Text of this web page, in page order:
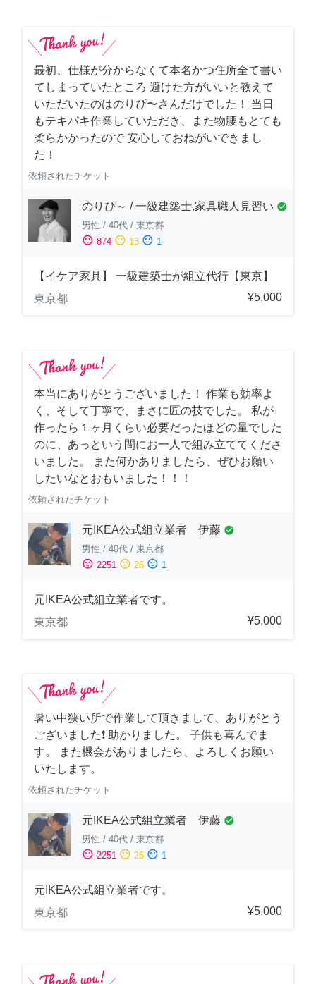
最初、仕様が分からなくて本名かつ住所全て書い
てしまっていたところ 避けた方がいいと教えて
いただいたのはのりぴ〜さんだけでした！ 当日
もテキパキ作業していただき、また物腰もとても
柔らかかったので 安心しておねがいできまし
た！
依頼されたチケット
のりぴ～ / 一級建築士,家具職人見習い check_circle
男性 / 40代 / 東京都
sentiment_satisfied 874 sentiment_neutral 13 sentiment_dissatisfied 1
【イケア家具】 一級建築士が組立代行【東京】
東京都
¥5,000
本当にありがとうございました！ 作業も効率よ
く、そして丁寧で、まさに匠の技でした。 私が
作ったら１ヶ月くらい必要だったほどの量でした
のに、あっという間にお一人で組み立ててくださ
いました。 また何かありましたら、ぜひお願い
したいなとおもいました！！！
依頼されたチケット
元IKEA公式組立業者 伊藤 check_circle
男性 / 40代 / 東京都
sentiment_satisfied 2251 sentiment_neutral 26 sentiment_dissatisfied 1
元IKEA公式組立業者です。
東京都
¥5,000
暑い中狭い所で作業して頂きまして、ありがとう
ございました❗️ 助かりました。 子供も喜んでま
す。 また機会がありましたら、よろしくお願い
いたします。
依頼されたチケット
元IKEA公式組立業者 伊藤 check_circle
男性 / 40代 / 東京都
sentiment_satisfied 2251 sentiment_neutral 26 sentiment_dissatisfied 1
元IKEA公式組立業者です。
東京都
¥5,000